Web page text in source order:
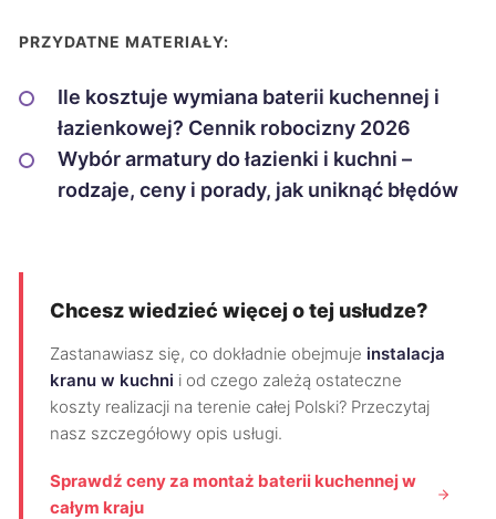
PRZYDATNE MATERIAŁY:
Ile kosztuje wymiana baterii kuchennej i
łazienkowej? Cennik robocizny 2026
Wybór armatury do łazienki i kuchni –
rodzaje, ceny i porady, jak uniknąć błędów
Chcesz wiedzieć więcej o tej usłudze?
Zastanawiasz się, co dokładnie obejmuje instalacja
kranu w kuchni i od czego zależą ostateczne
koszty realizacji na terenie całej Polski? Przeczytaj
nasz szczegółowy opis usługi.
Sprawdź ceny za montaż baterii kuchennej w
całym kraju